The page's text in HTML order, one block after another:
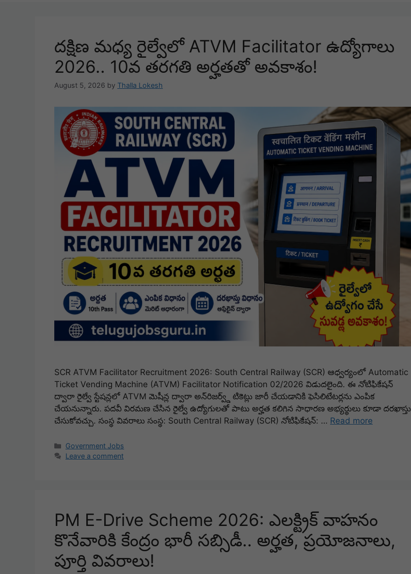
దక్షిణ మధ్య రైల్వేలో ATVM Facilitator ఉద్యోగాలు
2026.. 10వ తరగతి అర్హతతో అవకాశం!
August 5, 2026 by Thalla Lokesh
SCR ATVM Facilitator Recruitment 2026: South Central Railway (SCR) ఆధ్వర్యంలో Automatic
Ticket Vending Machine (ATVM) Facilitator Notification 02/2026 విడుదలైంది. ఈ నోటిఫికేషన్
ద్వారా రైల్వే స్టేషన్లలో ATVM మెషీన్ల ద్వారా అన్‌రిజర్వ్డ్ టికెట్లు జారీ చేయడానికి ఫెసిలిటేటర్లను ఎంపిక
చేయనున్నారు. పదవీ విరమణ చేసిన రైల్వే ఉద్యోగులతో పాటు అర్హత కలిగిన సాధారణ అభ్యర్థులు కూడా దరఖాస్తు
చేసుకోవచ్చు. సంస్థ వివరాలు సంస్థ: South Central Railway (SCR) నోటిఫికేషన్: … Read more
Categories
Government Jobs
Leave a comment
PM E-Drive Scheme 2026: ఎలక్ట్రిక్ వాహనం
కొనేవారికి కేంద్రం భారీ సబ్సిడీ.. అర్హత, ప్రయోజనాలు,
పూర్తి వివరాలు!